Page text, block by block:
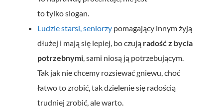
to tylko slogan.
Ludzie starsi, seniorzy pomagający innym żyją
dłużej i mają się lepiej, bo czują radość z bycia
potrzebnymi, sami niosą ją potrzebującym.
Tak jak nie chcemy rozsiewać gniewu, choć
łatwo to zrobić, tak dzielenie się radością
trudniej zrobić, ale warto.